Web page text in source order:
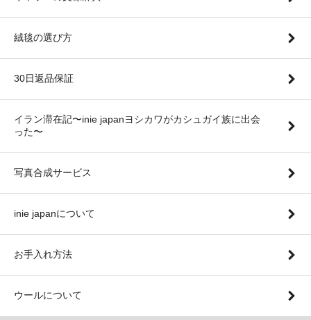
絨毯の選び方
30日返品保証
イラン滞在記〜inie japanヨシカワがカシュガイ族に出会
った〜
写真合成サービス
inie japanについて
お手入れ方法
ウールについて